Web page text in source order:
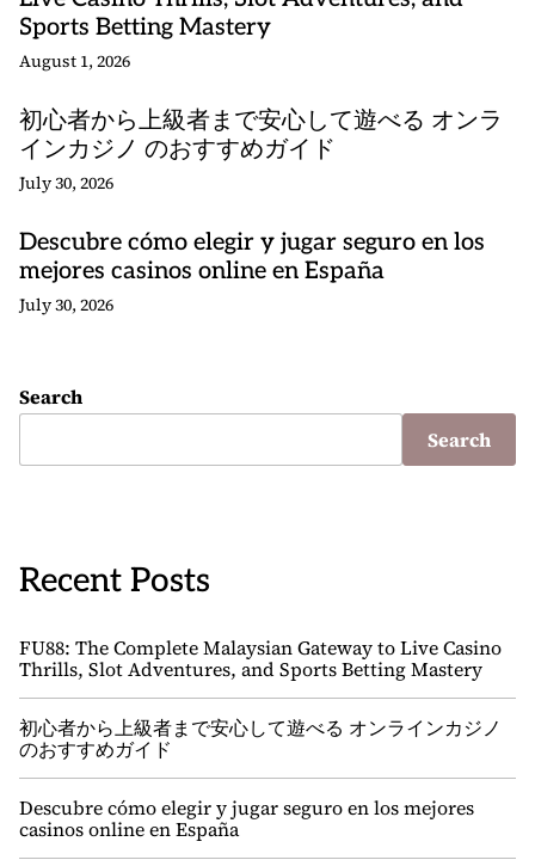
Sports Betting Mastery
August 1, 2026
初心者から上級者まで安心して遊べる オンラ
インカジノ のおすすめガイド
July 30, 2026
Descubre cómo elegir y jugar seguro en los
mejores casinos online en España
July 30, 2026
Search
Search
Recent Posts
FU88: The Complete Malaysian Gateway to Live Casino
Thrills, Slot Adventures, and Sports Betting Mastery
初心者から上級者まで安心して遊べる オンラインカジノ
のおすすめガイド
Descubre cómo elegir y jugar seguro en los mejores
casinos online en España